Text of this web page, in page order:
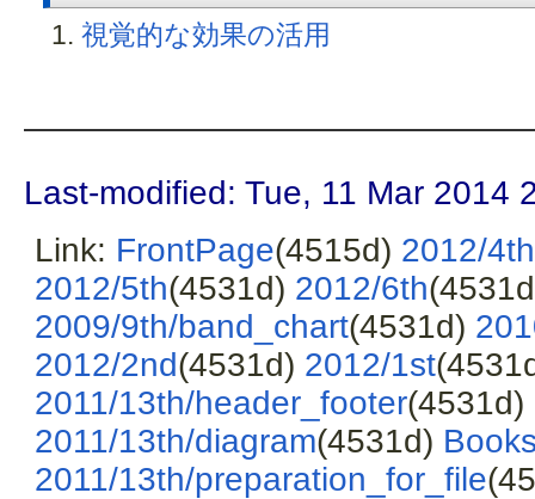
視覚的な効果の活用
Last-modified: Tue, 11 Mar 2014
Link: FrontPage(4515d) 2012/4th
2012/5th(4531d) 2012/6th
2009/9th/band_chart(4531d)
2012/2nd(4531d) 2012/1st
2011/13th/header_footer(4531d)
2011/13th/diagram(4531d)
2011/13th/preparation_for_file